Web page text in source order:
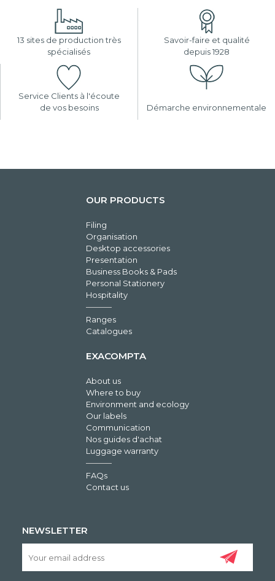
13 sites de production très
spécialisés
Savoir-faire et qualité
depuis 1928
Service Clients à l'écoute
de vos besoins
Démarche environnementale
OUR PRODUCTS
Filing
Organisation
Desktop accessories
Presentation
Business Books & Pads
Personal Stationery
Hospitality
Ranges
Catalogues
EXACOMPTA
About us
Where to buy
Environment and ecology
Our labels
Communication
Nos guides d'achat
Luggage warranty
FAQs
Contact us
NEWSLETTER